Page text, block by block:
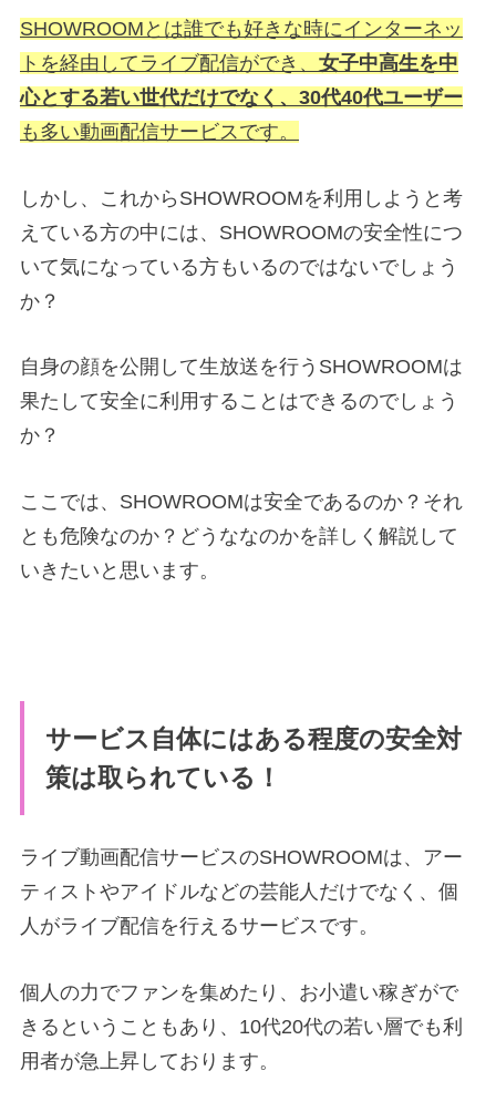
SHOWROOMとは誰でも好きな時にインターネッ
トを経由してライブ配信ができ、 女子中高生を中
心とする若い世代だけでなく、30代40代ユーザー
も多い動画配信サービスです。
しかし、これからSHOWROOMを利用しようと考
えている方の中には、SHOWROOMの安全性につ
いて気になっている方もいるのではないでしょう
か？
自身の顔を公開して生放送を行うSHOWROOMは
果たして安全に利用することはできるのでしょう
か？
ここでは、SHOWROOMは安全であるのか？それ
とも危険なのか？どうななのかを詳しく解説して
いきたいと思います。
サービス自体にはある程度の安全対
策は取られている！
ライブ動画配信サービスのSHOWROOMは、アー
ティストやアイドルなどの芸能人だけでなく、個
人がライブ配信を行えるサービスです。
個人の力でファンを集めたり、お小遣い稼ぎがで
きるということもあり、10代20代の若い層でも利
用者が急上昇しております。